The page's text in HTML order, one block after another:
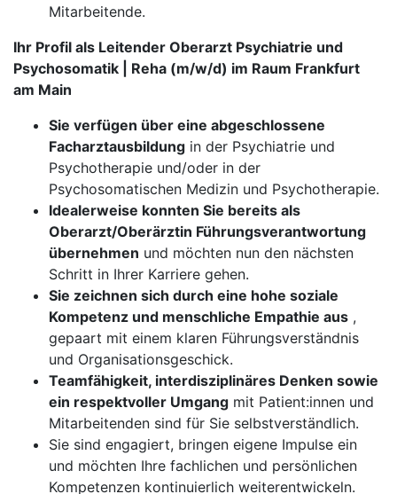
Mitarbeitende.
Ihr Profil als Leitender Oberarzt Psychiatrie und
Psychosomatik | Reha (m/w/d) im Raum Frankfurt
am Main
Sie verfügen über eine abgeschlossene
Facharztausbildung in der Psychiatrie und
Psychotherapie und/oder in der
Psychosomatischen Medizin und Psychotherapie.
Idealerweise konnten Sie bereits als
Oberarzt/Oberärztin Führungsverantwortung
übernehmen und möchten nun den nächsten
Schritt in Ihrer Karriere gehen.
Sie zeichnen sich durch eine hohe soziale
Kompetenz und menschliche Empathie aus ,
gepaart mit einem klaren Führungsverständnis
und Organisationsgeschick.
Teamfähigkeit, interdisziplinäres Denken sowie
ein respektvoller Umgang mit Patient:innen und
Mitarbeitenden sind für Sie selbstverständlich.
Sie sind engagiert, bringen eigene Impulse ein
und möchten Ihre fachlichen und persönlichen
Kompetenzen kontinuierlich weiterentwickeln.